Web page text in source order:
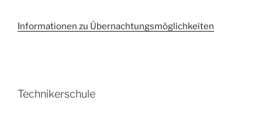
Informationen zu Übernachtungsmöglichkeiten
Technikerschule